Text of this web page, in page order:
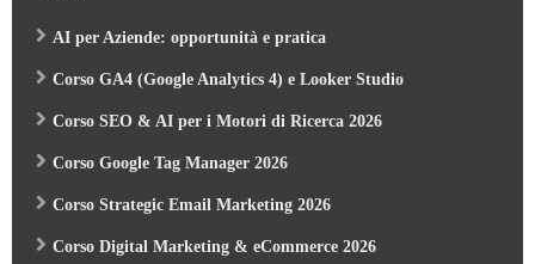
AI per Aziende: opportunità e pratica
Corso GA4 (Google Analytics 4) e Looker Studio
Corso SEO & AI per i Motori di Ricerca 2026
Corso Google Tag Manager 2026
Corso Strategic Email Marketing 2026
Corso Digital Marketing & eCommerce 2026